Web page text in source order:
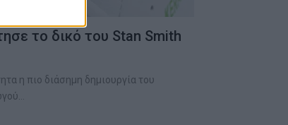
το δικό του Stan Smith
η πιο διάσημη δημιουργία του